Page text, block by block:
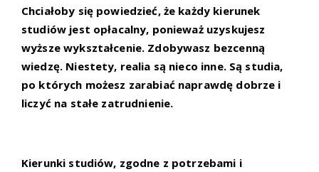
Chciałoby się powiedzieć, że każdy kierunek
studiów jest opłacalny, ponieważ uzyskujesz
wyższe wykształcenie. Zdobywasz bezcenną
wiedzę. Niestety, realia są nieco inne. Są studia,
po których możesz zarabiać naprawdę dobrze i
liczyć na stałe zatrudnienie.
Kierunki studiów, zgodne z potrzebami i